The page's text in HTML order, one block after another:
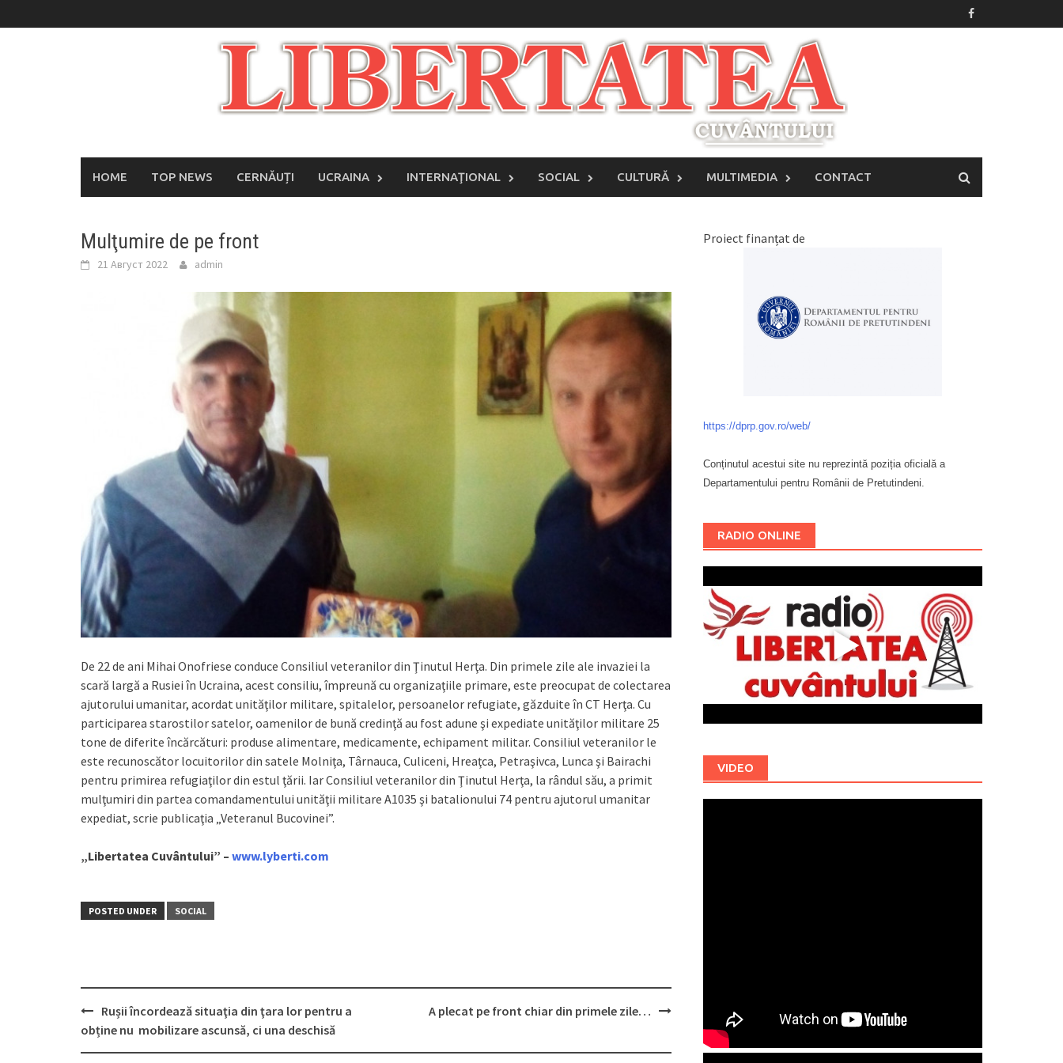
to
HOME TOP NEWS CERNĂUȚI UCRAINA INTERNAŢIONAL SOCIAL CULTURĂ MULTIMEDIA CONTACT
Mulţumire de pe front
21 Август 2022 admin
De 22 de ani Mihai Onofriese conduce Consiliul veteranilor din Ţinutul Herţa. Din primele zile ale invaziei la
scară largă a Rusiei în Ucraina, acest consiliu, împreună cu organizaţiile primare, este preocupat de colectarea
ajutorului umanitar, acordat unităţilor militare, spitalelor, persoanelor refugiate, găzduite în CT Herţa. Cu
participarea starostilor satelor, oamenilor de bună credinţă au fost adune şi expediate unităţilor militare 25
tone de diferite încărcături: produse alimentare, medicamente, echipament militar. Consiliul veteranilor le
este recunoscător locuitorilor din satele Molniţa, Târnauca, Culiceni, Hreaţca, Petraşivca, Lunca şi Bairachi
pentru primirea refugiaţilor din estul ţării. Iar Consiliul veteranilor din Ţinutul Herţa, la rândul său, a primit
mulţumiri din partea comandamentului unităţii militare A1035 şi batalionului 74 pentru ajutorul umanitar
expediat, scrie publicaţia „Veteranul Bucovinei”.
„Libertatea Cuvântului” – www.lyberti.com
POSTED UNDER SOCIAL
Post
navigation
Rușii încordează situaţia din ţara lor pentru a
obține nu mobilizare ascunsă, ci una deschisă
A plecat pe front chiar din primele zile…
Proiect finanțat de
https://dprp.gov.ro/web/
Conținutul acestui site nu reprezintă poziția oficială a
Departamentului pentru Românii de Pretutindeni.
RADIO ONLINE
VIDEO